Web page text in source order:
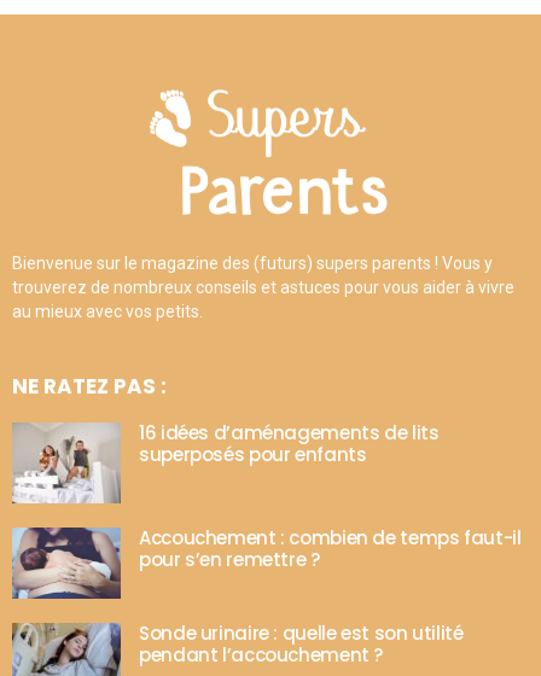
Bienvenue sur le magazine des (futurs) supers parents ! Vous y
trouverez de nombreux conseils et astuces pour vous aider à vivre
au mieux avec vos petits.
NE RATEZ PAS :
16 idées d’aménagements de lits
superposés pour enfants
Accouchement : combien de temps faut-il
pour s’en remettre ?
Sonde urinaire : quelle est son utilité
pendant l’accouchement ?